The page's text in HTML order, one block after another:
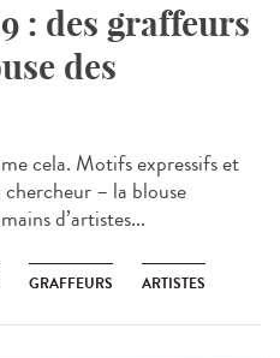
: des graffeurs
des
cela. Motifs expressifs et
– la blouse
d’artistes...
GRAFFEURS ARTISTES